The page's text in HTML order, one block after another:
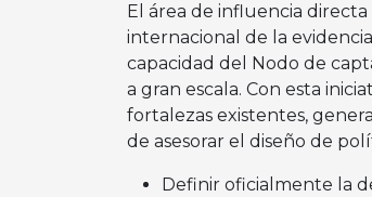
El área de influencia
internacional de la
capacidad del Nodo de
a gran escala. Con esta
fortalezas existentes,
de asesorar el diseño de
Definir oficialmente la